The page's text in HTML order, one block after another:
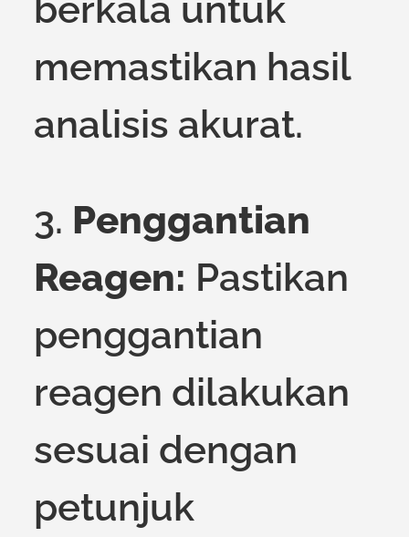
berkala untuk
memastikan hasil
analisis akurat.
3. Penggantian
Reagen: Pastikan
penggantian
reagen dilakukan
sesuai dengan
petunjuk